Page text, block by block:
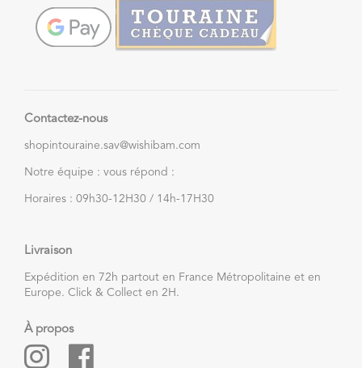
Contactez-nous
shopintouraine.sav@wishibam.com
Notre équipe : vous répond :
Horaires : 09h30-12H30 / 14h-17H30
Livraison
Expédition en 72h partout en France Métropolitaine et en
Europe. Click & Collect en 2H.
À propos